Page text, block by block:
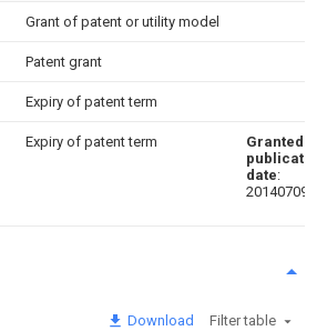
Grant of patent or utility model
Patent grant
Expiry of patent term
Expiry of patent term
Granted
publication
date:
20140709
Download Filter table